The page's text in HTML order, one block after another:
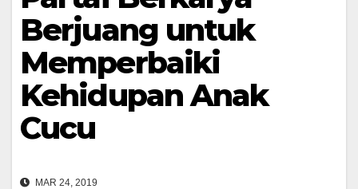
Berjuang untuk
Memperbaiki
Kehidupan Anak
Cucu
MAR 24, 2019